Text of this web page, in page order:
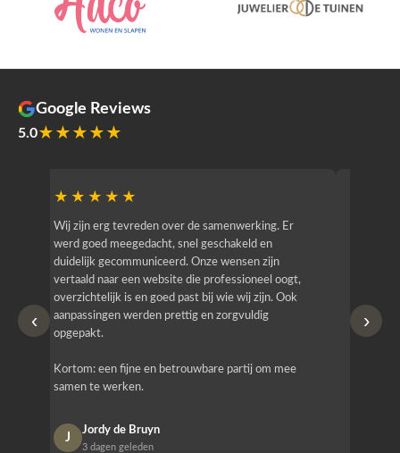
Google Reviews
5.0★★★★★
‹
★★★★★
Wij zijn erg tevreden over de samenwerking. Er
werd goed meegedacht, snel geschakeld en
duidelijk gecommuniceerd. Onze wensen zijn
vertaald naar een website die professioneel oogt,
overzichtelijk is en goed past bij wie wij zijn. Ook
aanpassingen werden prettig en zorgvuldig
opgepakt.
Kortom: een fijne en betrouwbare partij om mee
samen te werken.
J
Jordy de Bruyn
3 dagen geleden
›